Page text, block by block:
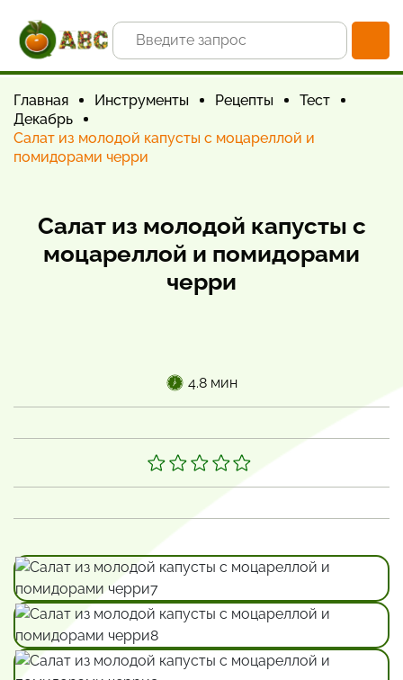
Главная Инструменты Рецепты
Тест
Декабрь
Салат из молодой капусты с моцареллой и
помидорами черри
Салат из молодой капусты с
моцареллой и помидорами
черри
4.8 мин